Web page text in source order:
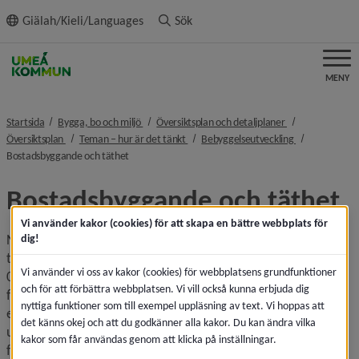
innehållet
Giälah/Kieli/Languages Sök
MENY
Startsida Bygga, bo och miljö nivå i brödsmulenavigeringen
Översiktsplan och detaljplaner nivå i
Översiktsplan nivå i brödsmulenavigeringen
Teman – hur är det tänkt nivå i brödsmulenavigeringen
Bebyggelseutveckling nivå i
Bostadsbyggande och täthet
Bostadsbyggande och täthet
Nivån på det framtida bostadsbyggandet anpassas för att
tillgodose bostadsefterfrågan. För att nå tillväxtmålet 200
000 invånare år 2050 krävs att utbyggnadstakten
fördubblas. Bostadsbyggandet ska präglas av
energieffektivitet, mångfald och variation vad gäller
upplåtelseformer, bostadsstorlekar och typer. Det ska
finnas en blandning av boende och verksamheter,
Vi använder kakor (cookies) för att skapa en bättre webbplats för
dig!
Vi använder vi oss av kakor (cookies) för webbplatsens grundfunktioner
och för att förbättra webbplatsen. Vi vill också kunna erbjuda dig
nyttiga funktioner som till exempel uppläsning av text. Vi hoppas att
det känns okej och att du godkänner alla kakor. Du kan ändra vilka
kakor som får användas genom att klicka på inställningar.